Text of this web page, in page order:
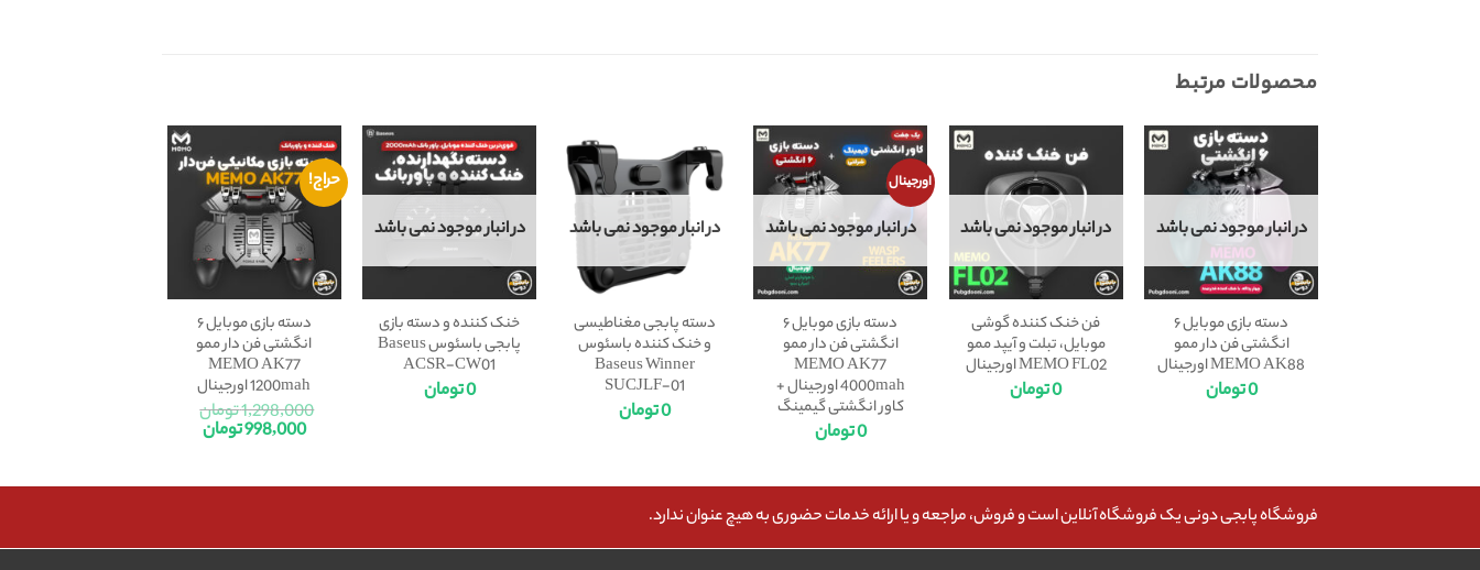
محصولات مرتبط
در انبار موجود نمی باشد
دسته بازی موبایل ۶
انگشتی فن دار ممو
MEMO AK88 اورجینال
0تومان
در انبار موجود نمی باشد
فن خنک کننده گوشی
موبایل، تبلت و آیپد ممو
MEMO FL02 اورجینال
0تومان
اورجینال
در انبار موجود نمی باشد
دسته بازی موبایل ۶
انگشتی فن دار ممو
MEMO AK77
4000mah اورجینال +
کاور انگشتی گیمینگ
0تومان
در انبار موجود نمی باشد
دسته پابجی مغناطیسی
و خنک کننده باسئوس
Baseus Winner
SUCJLF-01
0تومان
در انبار موجود نمی باشد
خنک کننده و دسته بازی
پابجی باسئوس Baseus
ACSR-CW01
0تومان
حراج!
دسته بازی موبایل ۶
انگشتی فن دار ممو
MEMO AK77
1200mah اورجینال
1,298,000تومان
998,000تومان
فروشگاه پابجی دونی یک فروشگاه آنلاین است و فروش، مراجعه و یا ارائه خدمات حضوری به هیچ عنوان ندارد.